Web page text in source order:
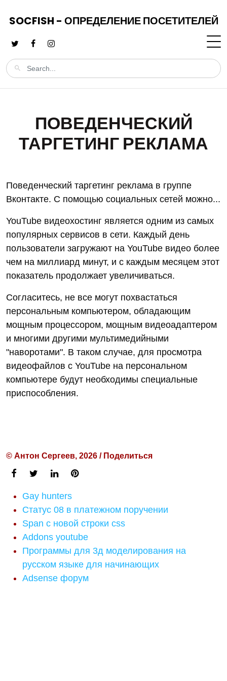
SOCFISH - ОПРЕДЕЛЕНИЕ ПОСЕТИТЕЛЕЙ
ПОВЕДЕНЧЕСКИЙ
ТАРГЕТИНГ РЕКЛАМА
Поведенческий таргетинг реклама в группе
Вконтакте. С помощью социальных сетей можно...
YouTube видеохостинг является одним из самых
популярных сервисов в сети. Каждый день
пользователи загружают на YouTube видео более
чем на миллиард минут, и с каждым месяцем этот
показатель продолжает увеличиваться.
Согласитесь, не все могут похвастаться
персональным компьютером, обладающим
мощным процессором, мощным видеоадаптером
и многими другими мультимедийными
"наворотами". В таком случае, для просмотра
видеофайлов с YouTube на персональном
компьютере будут необходимы специальные
приспособления.
© Антон Сергеев, 2026 / Поделиться
Gay hunters
Статус 08 в платежном поручении
Span с новой строки css
Addons youtube
Программы для 3д моделирования на
русском языке для начинающих
Adsense форум